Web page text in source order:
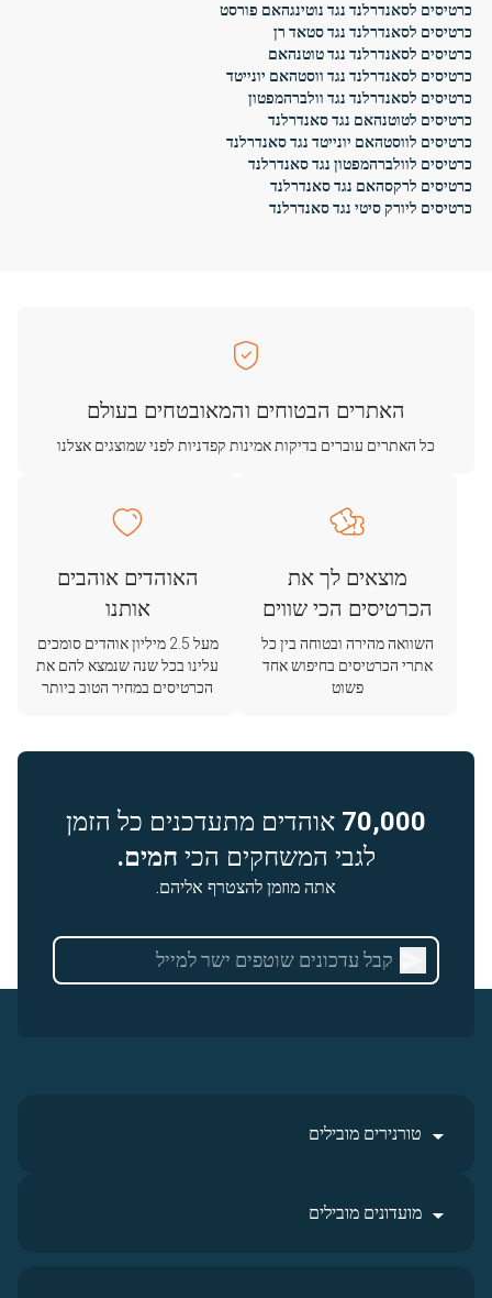
כרטיסים לסאנדרלנד נגד נוטינגהאם פורסט
כרטיסים לסאנדרלנד נגד סטאד רן
כרטיסים לסאנדרלנד נגד טוטנהאם
כרטיסים לסאנדרלנד נגד ווסטהאם יונייטד
כרטיסים לסאנדרלנד נגד וולברהמפטון
כרטיסים לטוטנהאם נגד סאנדרלנד
כרטיסים לווסטהאם יונייטד נגד סאנדרלנד
כרטיסים לוולברהמפטון נגד סאנדרלנד
כרטיסים לרקסהאם נגד סאנדרלנד
כרטיסים ליורק סיטי נגד סאנדרלנד
האתרים הבטוחים והמאובטחים בעולם
כל האתרים עוברים בדיקות אמינות קפדניות לפני שמוצגים אצלנו
מוצאים לך את
הכרטיסים הכי שווים
השוואה מהירה ובטוחה בין כל
אתרי הכרטיסים בחיפוש אחד
פשוט
האוהדים אוהבים
אותנו
מעל 2.5 מיליון אוהדים סומכים
עלינו בכל שנה שנמצא להם את
הכרטיסים במחיר הטוב ביותר
70,000 אוהדים מתעדכנים כל הזמן
לגבי המשחקים הכי חמים.
אתה מוזמן להצטרף אליהם.
טורנירים מובילים
מועדונים מובילים